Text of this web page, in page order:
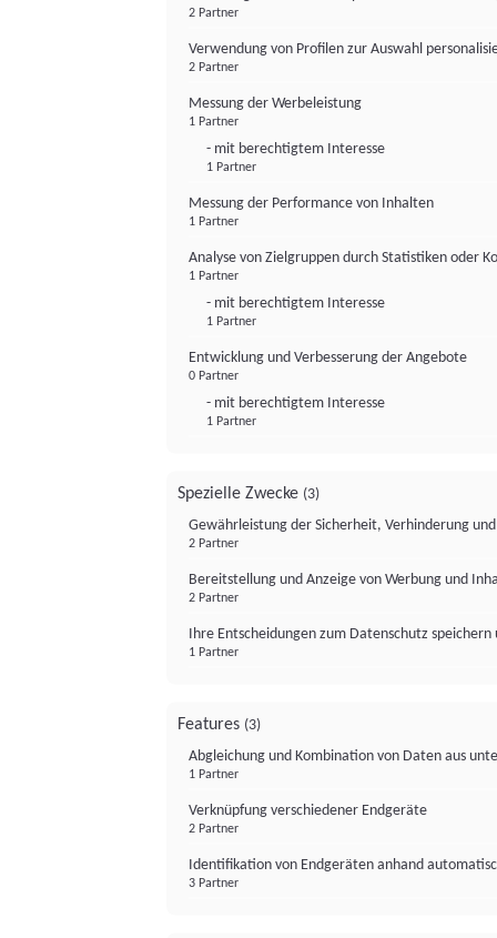
2 Partner
Verwendung von Profilen zur Auswahl
2 Partner
Messung der Werbeleistung
1 Partner
- mit berechtigtem Interesse
1 Partner
Messung der Performance von Inhalten
1 Partner
Analyse von Zielgruppen durch Statistiken oder
1 Partner
- mit berechtigtem Interesse
1 Partner
Entwicklung und Verbesserung der Angebote
0 Partner
- mit berechtigtem Interesse
1 Partner
Spezielle Zwecke (3)
Gewährleistung der Sicherheit, Verhinderung
2 Partner
Bereitstellung und Anzeige von Werbung und
2 Partner
Ihre Entscheidungen zum Datenschutz
1 Partner
Features (3)
Abgleichung und Kombination von Daten aus
1 Partner
Verknüpfung verschiedener Endgeräte
2 Partner
Identifikation von Endgeräten anhand
3 Partner